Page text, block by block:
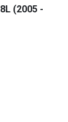
(2005 -